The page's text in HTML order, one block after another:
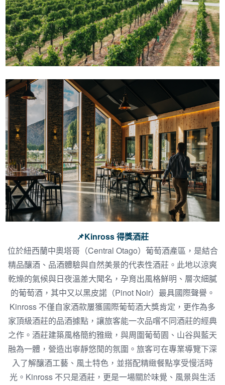
📌Kinross 得獎酒莊
位於紐西蘭中奧塔哥（Central Otago）葡萄酒產區，是結合
精品釀酒、品酒體驗與自然美景的代表性酒莊。此地以涼爽
乾燥的氣候與日夜溫差大聞名，孕育出風格鮮明、層次細膩
的葡萄酒，其中又以黑皮諾（Pinot Noir）最具國際聲譽。
Kinross 不僅自家酒款屢獲國際葡萄酒大獎肯定，更作為多
家頂級酒莊的品酒據點，讓旅客能一次品嚐不同酒莊的經典
之作。酒莊建築風格簡約雅緻，與周圍葡萄園、山谷與藍天
融為一體，營造出寧靜悠閒的氛圍。旅客可在專業導覽下深
入了解釀酒工藝、風土特色，並搭配精緻餐點享受慢活時
光。Kinross 不只是酒莊，更是一場關於味覺、風景與生活